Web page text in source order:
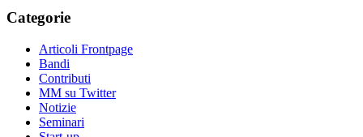
Categorie
Articoli Frontpage
Bandi
Contributi
MM su Twitter
Notizie
Seminari